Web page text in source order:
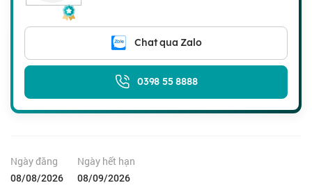
Chat qua Zalo
0398 55 8888
Ngày đăng
08/08/2026
Ngày hết hạn
08/09/2026